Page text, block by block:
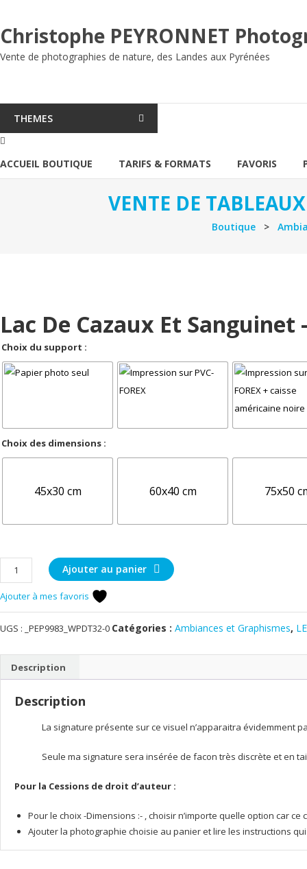
contenu
Christophe PEYRONNET
Vente de photographies de nature, des Landes aux Pyrénées
THEMES
ACCUEIL BOUTIQUE TARIFS & FORMATS FAVORIS
VENTE DE
Boutique >
Lac De Cazaux Et Sanguinet
Choix du support :
Choix des dimensions :
45x30 cm 60x40 cm 75x50
quantité
de
Lac
de
Cazaux
Ajouter au panier
Ajouter à mes favoris
UGS : _PEP9983_WPDT32-0 Catégories : Ambiances et Graphismes,
Description
Description
La signature présente sur ce visuel n’apparaitra évidemment
Seule ma signature sera insérée de facon très discrète et en
Pour la Cessions de droit d’auteur :
Pour le choix -Dimensions :- , choisir n’importe quelle option car
Ajouter la photographie choisie au panier et lire les instructions